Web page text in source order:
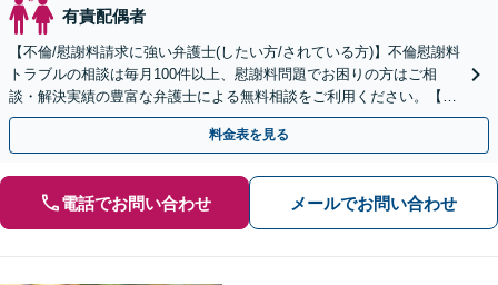
有責配偶者
【不倫/慰謝料請求に強い弁護士(したい方/されている方)】不倫慰謝料
トラブルの相談は毎月100件以上、慰謝料問題でお困りの方はご相
談・解決実績の豊富な弁護士による無料相談をご利用ください。【不
倫相談は初回0円】【全国対応】
料金表を見る
電話でお問い合わせ メールでお問い合わせ